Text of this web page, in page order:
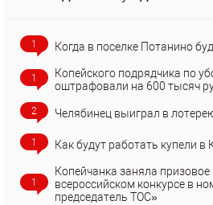
1 Когда в поселке Потанино
1
Копейского подрядчика по
оштрафовали на 600 тысяч
2 Челябинец выиграл в
1 Как будут работать купели в
1
Копейчанка заняла призовое
всероссийском конкурсе в
председатель ТОС»